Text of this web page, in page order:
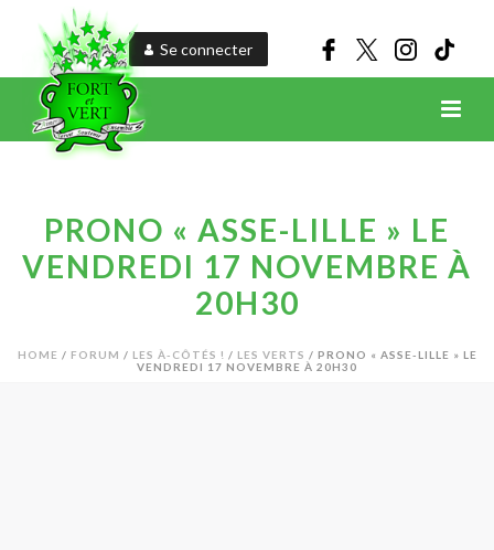
Se connecter
PRONO « ASSE-LILLE » LE
VENDREDI 17 NOVEMBRE À
20H30
HOME / FORUM / LES À-CÔTÉS ! / LES VERTS / PRONO « ASSE-LILLE » LE
VENDREDI 17 NOVEMBRE À 20H30